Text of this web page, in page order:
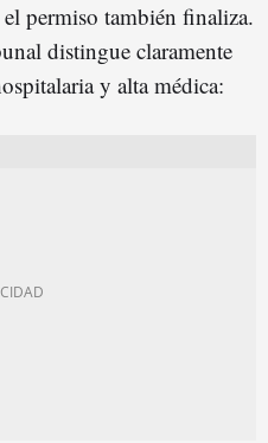
permiso también finaliza.
distingue claramente
y alta médica: